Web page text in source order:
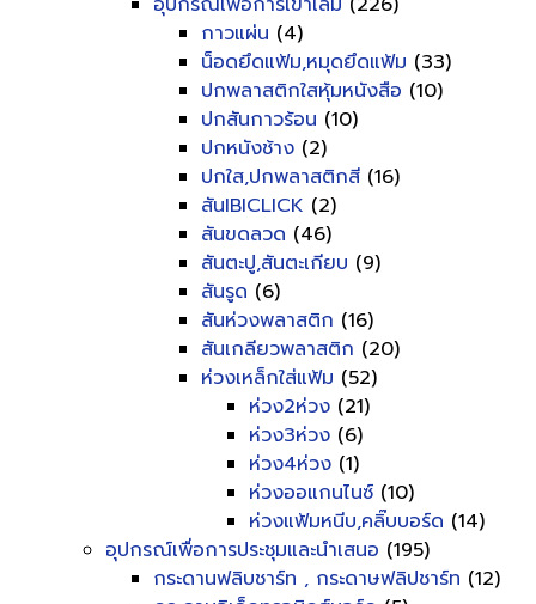
กาวแผ่น (4)
น็อดยึดแฟ้ม,หมุดยึดแฟ้ม (33)
ปกพลาสติกใสหุ้มหนังสือ (10)
ปกสันกาวร้อน (10)
ปกหนังช้าง (2)
ปกใส,ปกพลาสติกสี (16)
สันIBICLICK (2)
สันขดลวด (46)
สันตะปู,สันตะเกียบ (9)
สันรูด (6)
สันห่วงพลาสติก (16)
สันเกลียวพลาสติก (20)
ห่วงเหล็กใส่แฟ้ม (52)
ห่วง2ห่วง (21)
ห่วง3ห่วง (6)
ห่วง4ห่วง (1)
ห่วงออแกนไนซ์ (10)
ห่วงแฟ้มหนีบ,คลิ๊บบอร์ด (14)
อุปกรณ์เพื่อการประชุมและนำเสนอ (195)
กระดานฟลิบชาร์ท , กระดาษฟลิปชาร์ท (12)